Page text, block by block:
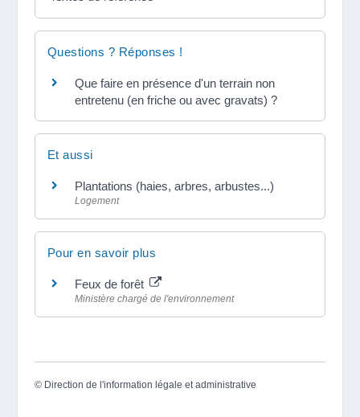
Questions ? Réponses !
Que faire en présence d'un terrain non
entretenu (en friche ou avec gravats) ?
Et aussi
Plantations (haies, arbres, arbustes...)
Logement
Pour en savoir plus
Feux de forêt
Ministère chargé de l'environnement
© Direction de l'information légale et administrative